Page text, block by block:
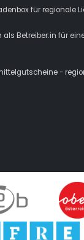
für regionale
als Betreiber:in für
-